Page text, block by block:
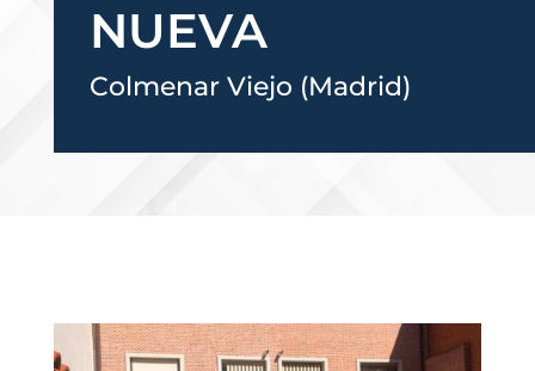
NUEVA
Colmenar Viejo (Madrid)